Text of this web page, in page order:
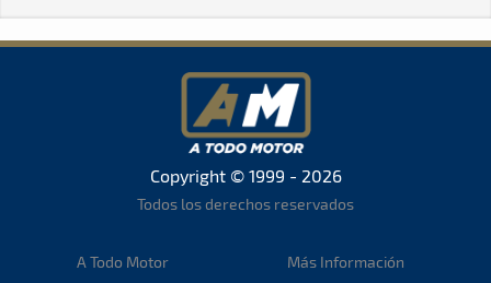
Copyright © 1999 - 2026
Todos los derechos reservados
A Todo Motor Más Información